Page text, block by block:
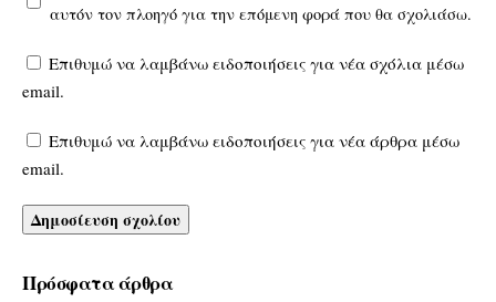
αυτόν τον πλοηγό για την επόμενη φορά που θα σχολιάσω.
Επιθυμώ να λαμβάνω ειδοποιήσεις για νέα σχόλια μέσω
email.
Επιθυμώ να λαμβάνω ειδοποιήσεις για νέα άρθρα μέσω
email.
Πρόσφατα άρθρα